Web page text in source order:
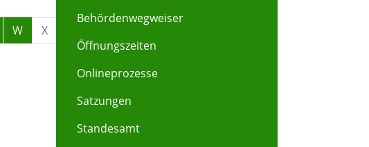
W X
Behördenwegweiser
Öffnungszeiten
Onlineprozesse
Satzungen
Standesamt